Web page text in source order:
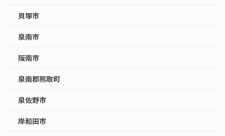
貝塚市
泉南市
阪南市
泉南郡熊取町
泉佐野市
岸和田市